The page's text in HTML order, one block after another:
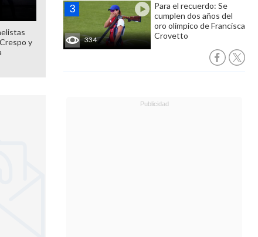
334
Para el recuerdo: Se
cumplen dos años del
oro olímpico de Francisca
Crovetto
y